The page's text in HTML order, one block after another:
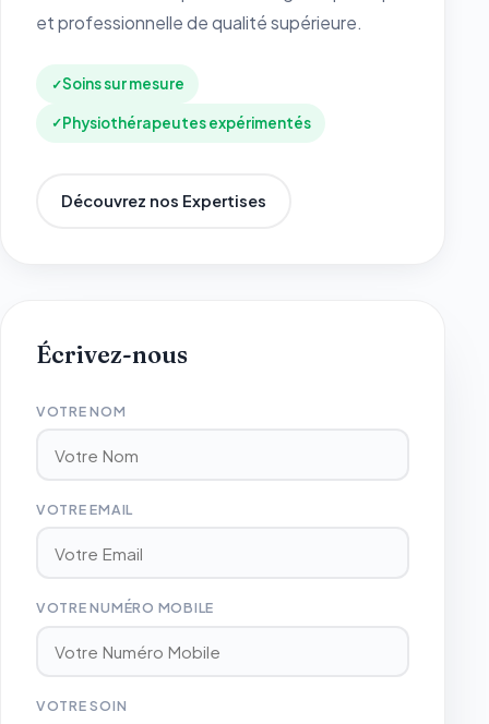
et professionnelle de qualité supérieure.
Soins sur mesure
Physiothérapeutes expérimentés
Découvrez nos Expertises
Écrivez-nous
VOTRE NOM
VOTRE EMAIL
VOTRE NUMÉRO MOBILE
VOTRE SOIN